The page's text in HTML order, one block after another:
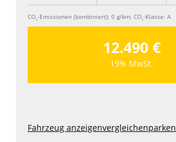
CO2-Emissionen (kombiniert): 0 g/km; CO2-Klasse: A
12.490 €
19% MwSt.
Fahrzeug anzeigenvergleichenparken